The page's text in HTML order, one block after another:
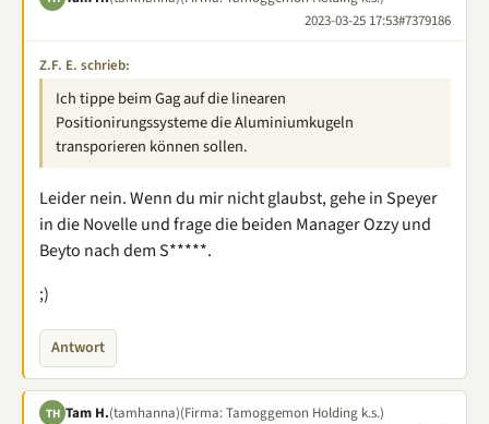
2023-03-25 17:53#7379186
Z.F. E. schrieb:
Ich tippe beim Gag auf die linearen
Positionirungssysteme die Aluminiumkugeln
transporieren können sollen.
Leider nein. Wenn du mir nicht glaubst, gehe in Speyer
in die Novelle und frage die beiden Manager Ozzy und
Beyto nach dem S*****.
;)
Antwort
TH Tam H.(tamhanna)(Firma: Tamoggemon Holding k.s.)